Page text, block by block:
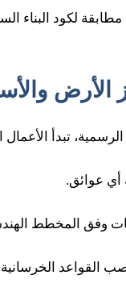
لكود البناء
الأرض
تبدأ
أي عوائق.
وفق المخطط
القواعد